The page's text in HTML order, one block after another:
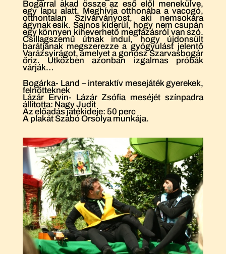
Bogárral akad össze az eső elől menekülve,
egy lapu alatt. Meghívja otthonába a vacogó,
otthontalan Szivárványost, aki nemsokára
ágynak esik. Sajnos kiderül, hogy nem csupán
egy könnyen kiheverhető megfázásról van szó.
Csillagszemű útnak indul, hogy újdonsült
barátjának megszerezze a gyógyulást jelentő
Varázsvirágot, amelyet a gonosz Szarvasbogár
őriz. Útközben azonban izgalmas próbák
várják…
Bogárka- Land – interaktív mesejáték gyerekek,
felnőtteknek
Lázár Ervin- Lázár Zsófia meséjét színpadra
állította: Nagy Judit
Az előadás játékideje: 50 perc
A plakát Szabó Orsolya munkája.